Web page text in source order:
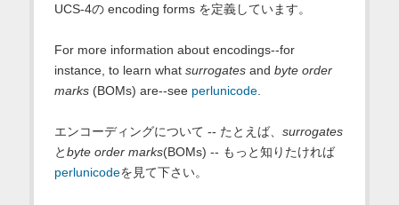
UCS-4の encoding forms を定義しています。
For more information about encodings--for
instance, to learn what surrogatesand byte order
marks(BOMs) are--see perlunicode.
エンコーディングについて -- たとえば、 surrogates
とbyte order marks(BOMs) -- もっと知りたければ
perlunicodeを見て下さい。